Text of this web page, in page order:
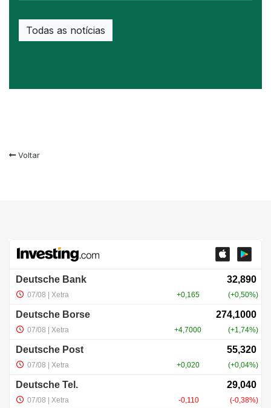
Todas as notícias
Voltar